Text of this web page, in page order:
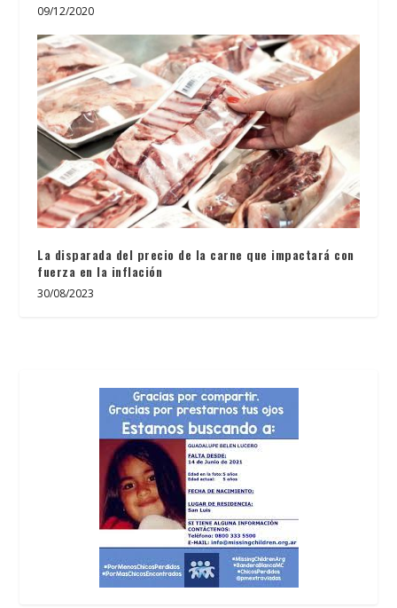
09/12/2020
La disparada del precio de la carne que impactará con
fuerza en la inflación
30/08/2023